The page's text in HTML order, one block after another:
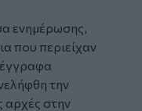
ενημέρωσης,
που περιείχαν
την
αρχές στην